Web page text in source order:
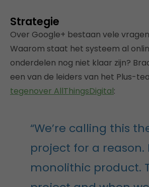
Strategie
Over Google+ bestaan vele
Waarom staat het systeem al
onderdelen nog niet klaar zijn?
een van de leiders van het Plus-
tegenover AllThingsDigital:
“We’re calling this
project for a reason.
monolithic product.